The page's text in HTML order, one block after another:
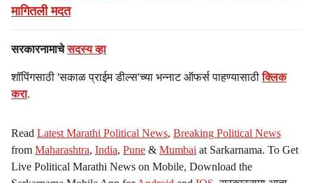
मागितली मदत
सरकारनामाचेसदस्य व्हा
शॉपिंगसाठी 'सकाळ प्राईम डील्स'च्या भन्नाट ऑफर्स पाहण्यासाठीक्लिक
करा.
Read Latest Marathi Political News, Breaking Political News
from Maharashtra, India, Pune & Mumbai at Sarkarnama. To Get
Live Political Marathi News on Mobile, Download the